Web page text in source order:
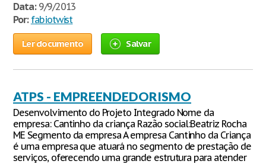
Data:9/9/2013
Por: fabiotwist
Ler documento Salvar
ATPS - EMPREENDEDORISMO
Desenvolvimento do Projeto Integrado Nome da
empresa: Cantinho da criança Razão social:Beatriz Rocha
ME Segmento da empresa A empresa Cantinho da Criança
é uma empresa que atuará no segmento de prestação de
serviços, oferecendo uma grande estrutura para atender